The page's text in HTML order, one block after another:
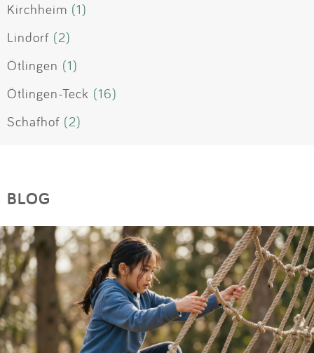
Kirchheim (1)
Lindorf (2)
Ötlingen (1)
Ötlingen-Teck (16)
Schafhof (2)
BLOG